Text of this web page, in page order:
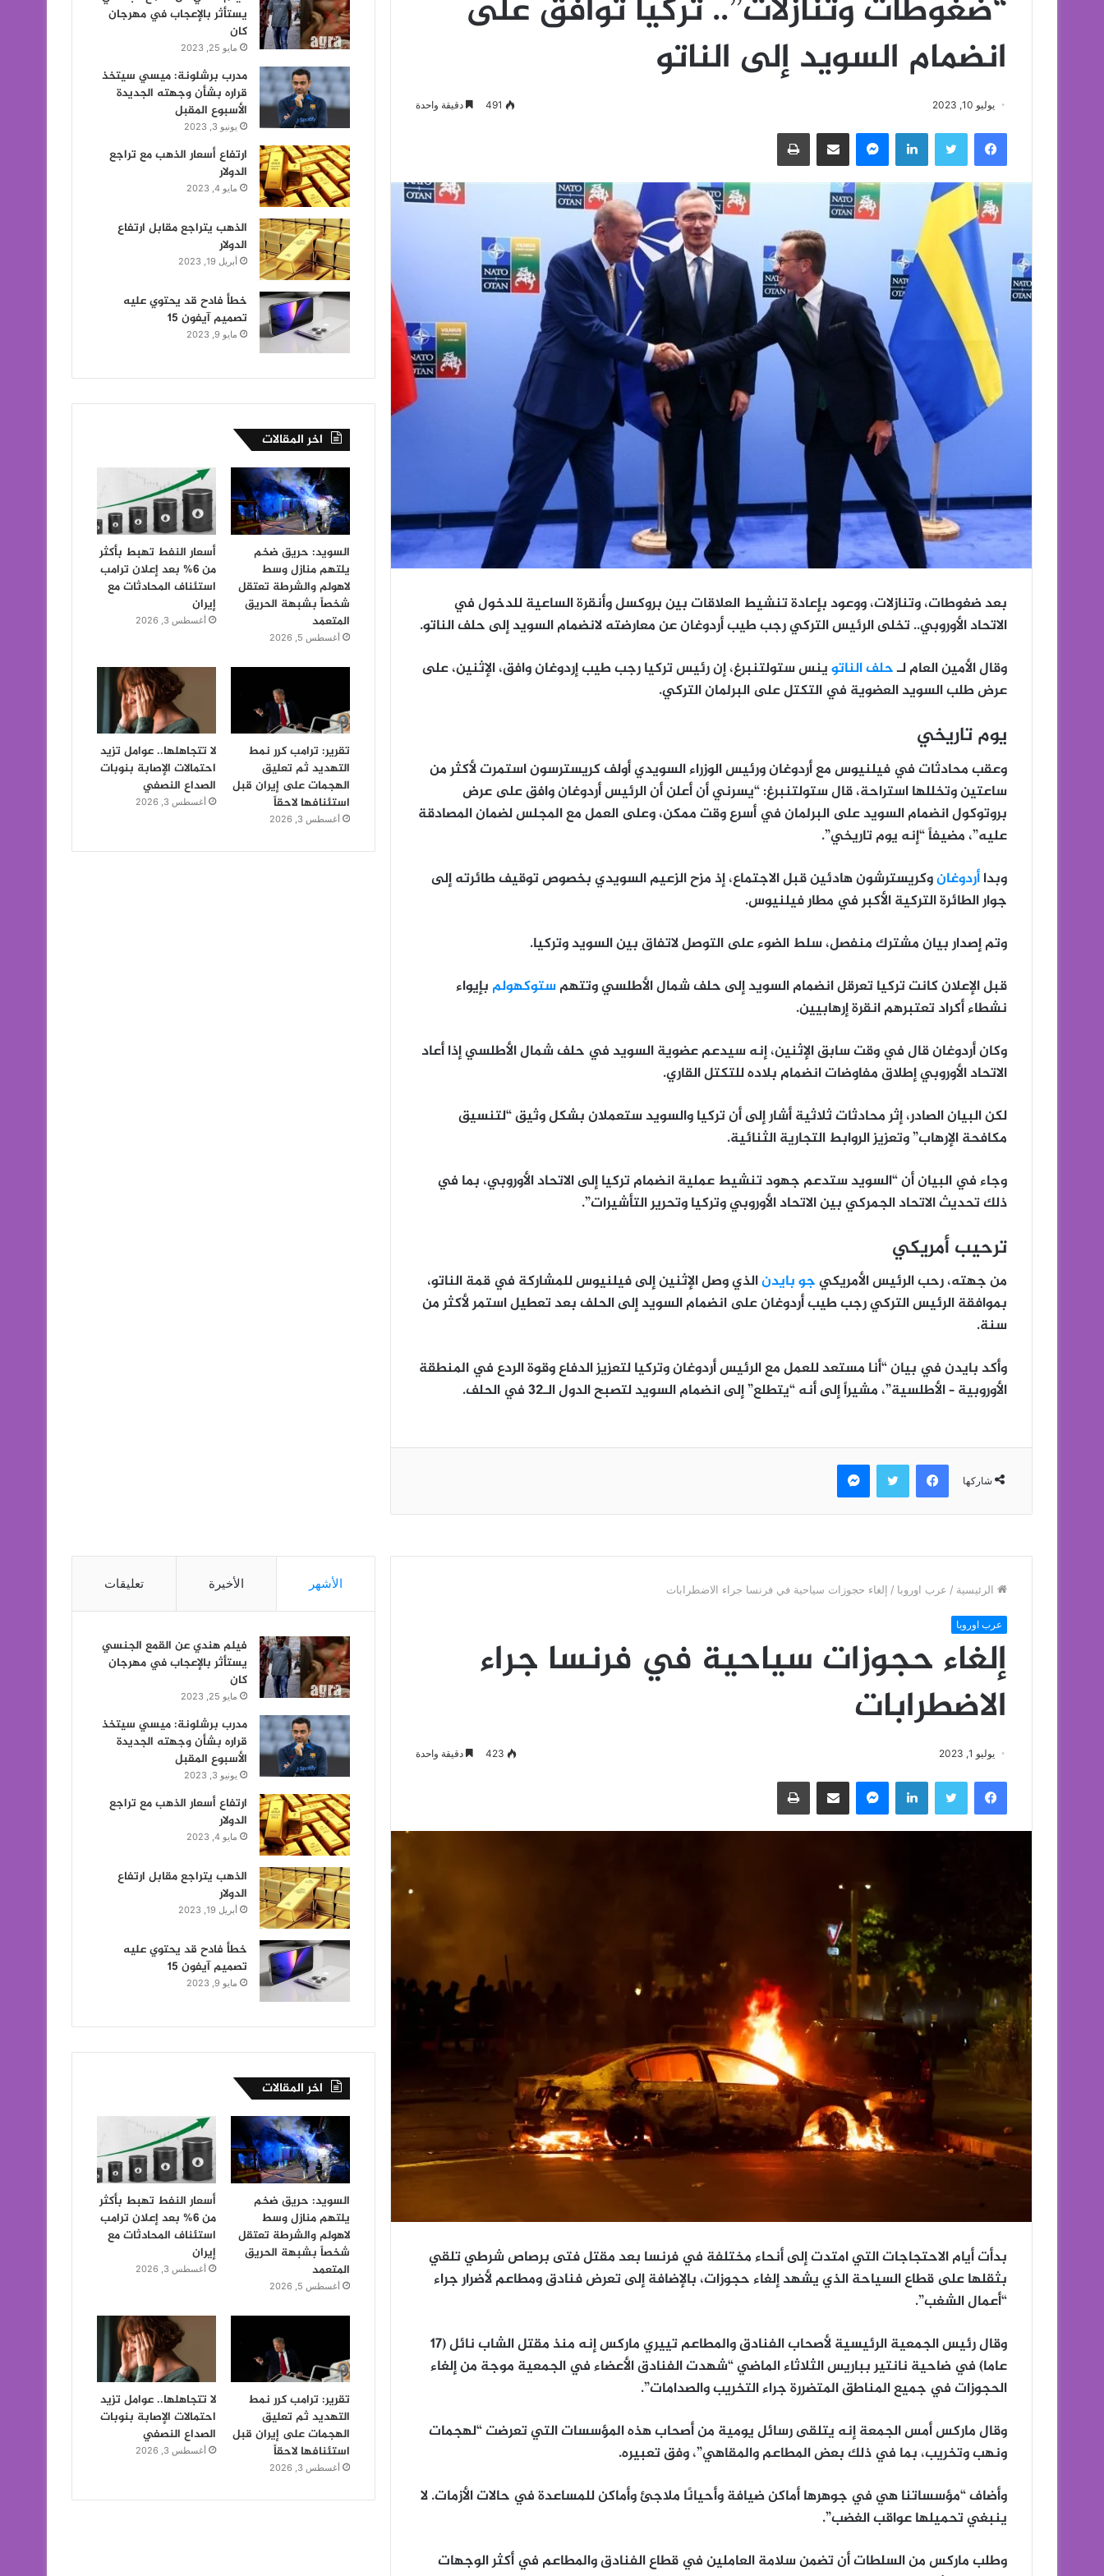
“ضغوطات وتنازلات”.. تركيا توافق على
انضمام السويد إلى الناتو
يوليو 10, 2023 491 دقيقة واحدة
فيسبوك تويتر لينكدإن ماسنجر مشاركة عبر البريد طباعة
بعد ضغوطات، وتنازلات، ووعود بإعادة تنشيط العلاقات بين بروكسل وأنقرة الساعية للدخول في
الاتحاد الأوروبي.. تخلى الرئيس التركي رجب طيب أردوغان عن معارضته لانضمام السويد إلى حلف الناتو.
وقال الأمين العام لـحلف الناتوينس ستولتنبرغ، إن رئيس تركيا رجب طيب إردوغان وافق، الإثنين، على
عرض طلب السويد العضوية في التكتل على البرلمان التركي.
يوم تاريخي
وعقب محادثات في فيلنيوس مع أردوغان ورئيس الوزراء السويدي أولف كريسترسون استمرت لأكثر من
ساعتين وتخللها استراحة، قال ستولتنبرغ: “يسرني أن أعلن أن الرئيس أردوغان وافق على عرض
بروتوكول انضمام السويد على البرلمان في أسرع وقت ممكن، وعلى العمل مع المجلس لضمان المصادقة
عليه”، مضيفاً “إنه يوم تاريخي”.
وبداأردوغانوكريسترشون هادئين قبل الاجتماع، إذ مزح الزعيم السويدي بخصوص توقيف طائرته إلى
جوار الطائرة التركية الأكبر في مطار فيلنيوس.
وتم إصدار بيان مشترك منفصل، سلط الضوء على التوصل لاتفاق بين السويد وتركيا.
قبل الإعلان كانت تركيا تعرقل انضمام السويد إلى حلف شمال الأطلسي وتتهمستوكهولم بإيواء
نشطاء أكراد تعتبرهم انقرة إرهابيين.
وكان أردوغان قال في وقت سابق الإثنين، إنه سيدعم عضوية السويد في حلف شمال الأطلسي إذا أعاد
الاتحاد الأوروبي إطلاق مفاوضات انضمام بلاده للتكتل القاري.
لكن البيان الصادر، إثر محادثات ثلاثية أشار إلى أن تركيا والسويد ستعملان بشكل وثيق “لتنسيق
مكافحة الإرهاب” وتعزيز الروابط التجارية الثنائية.
وجاء في البيان أن “السويد ستدعم جهود تنشيط عملية انضمام تركيا إلى الاتحاد الأوروبي، بما في
ذلك تحديث الاتحاد الجمركي بين الاتحاد الأوروبي وتركيا وتحرير التأشيرات”.
ترحيب أمريكي
من جهته، رحب الرئيس الأمريكيجو بايدنالذي وصل الإثنين إلى فيلنيوس للمشاركة في قمة الناتو،
بموافقة الرئيس التركي رجب طيب أردوغان على انضمام السويد إلى الحلف بعد تعطيل استمر لأكثر من
سنة.
وأكد بايدن في بيان “أنا مستعد للعمل مع الرئيس أردوغان وتركيا لتعزيز الدفاع وقوة الردع في المنطقة
الأوروبية – الأطلسية”، مشيراً إلى أنه “يتطلع” إلى انضمام السويد لتصبح الدول الـ32 في الحلف.
شاركها
فيسبوك تويتر ماسنجر
يستأثر بالإعجاب في مهرجان
كان
مايو 25, 2023
مدرب برشلونة: ميسي سيتخذ
قراره بشأن وجهته الجديدة
الأسبوع المقبل
يونيو 3, 2023
ارتفاع أسعار الذهب مع تراجع
الدولار
مايو 4, 2023
الذهب يتراجع مقابل ارتفاع
الدولار
أبريل 19, 2023
خطأ فادح قد يحتوي عليه
تصميم آيفون 15
مايو 9, 2023
اخر المقالات
السويد: حريق ضخم
يلتهم منازل وسط
لاهولم والشرطة تعتقل
شخصاً بشبهة الحريق
المتعمد
أغسطس 5, 2026
أسعار النفط تهبط بأكثر
من 6% بعد إعلان ترامب
استئناف المحادثات مع
إيران
أغسطس 3, 2026
تقرير: ترامب كرر نمط
التهديد ثم تعليق
الهجمات على إيران قبل
استئنافها لاحقاً
أغسطس 3, 2026
لا تتجاهلها.. عوامل تزيد
احتمالات الإصابة بنوبات
الصداع النصفي
أغسطس 3, 2026